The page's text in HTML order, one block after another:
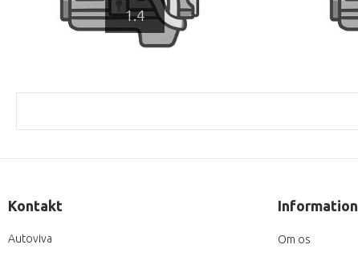
1.4
Kontakt
Autoviva
Information
Om os